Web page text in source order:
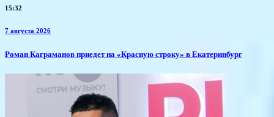
15:32
7 августа 2026
​Роман Каграманов приедет на «Красную строку» в Екатеринбург